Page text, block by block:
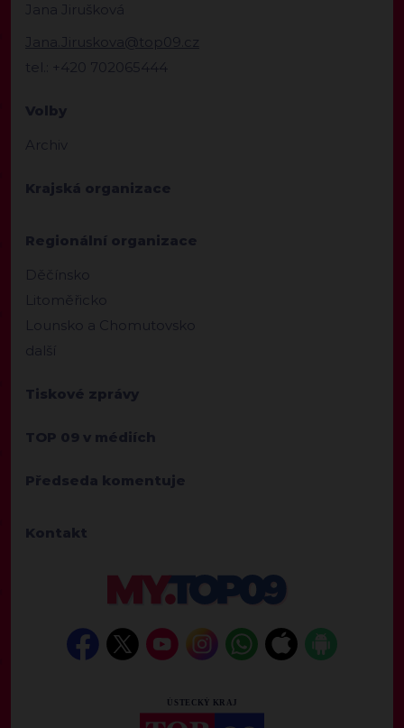
Jana Jirušková
Jana.Jiruskova@top09.cz
tel.: +420 702065444
Volby
Archiv
Krajská organizace
Regionální organizace
Děčínsko
Litoměřicko
Lounsko a Chomutovsko
další
Tiskové zprávy
TOP 09 v médiích
Předseda komentuje
Kontakt